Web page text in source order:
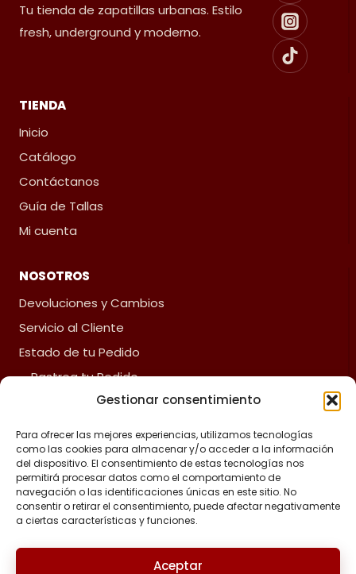
Gestionar consentimiento
Para ofrecer las mejores experiencias, utilizamos tecnologías
como las cookies para almacenar y/o acceder a la información
del dispositivo. El consentimiento de estas tecnologías nos
permitirá procesar datos como el comportamiento de
navegación o las identificaciones únicas en este sitio. No
consentir o retirar el consentimiento, puede afectar negativamente
a ciertas características y funciones.
Aceptar
Tu tienda de zapatillas urbanas. Estilo
fresh, underground y moderno.
TIENDA
Inicio
Catálogo
Contáctanos
Guía de Tallas
Mi cuenta
NOSOTROS
Devoluciones y Cambios
Servicio al Cliente
Estado de tu Pedido
Rastrea tu Pedido
Preguntas Frecuentes
ACERCA DE FLIZ
Política de reembolsos y devoluciones
Política de privacidad
Términos y Condiciones